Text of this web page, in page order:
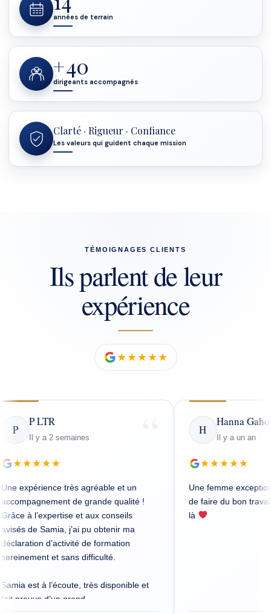
années de terrain
+40
dirigeants accompagnés
Clarté · Rigueur · Confiance
Les valeurs qui guident chaque mission
TÉMOIGNAGES CLIENTS
Ils parlent de leur
expérience
★★★★★
2 semaines
très agréable et un
de grande qualité !
et aux conseils
j’ai pu obtenir ma
de formation
et sans difficulté.
l’écoute, très disponible et
grand
Hanna Gahoual
Il y a un an
★★★★★
Une femme exceptionnelle
de faire du bon travail.